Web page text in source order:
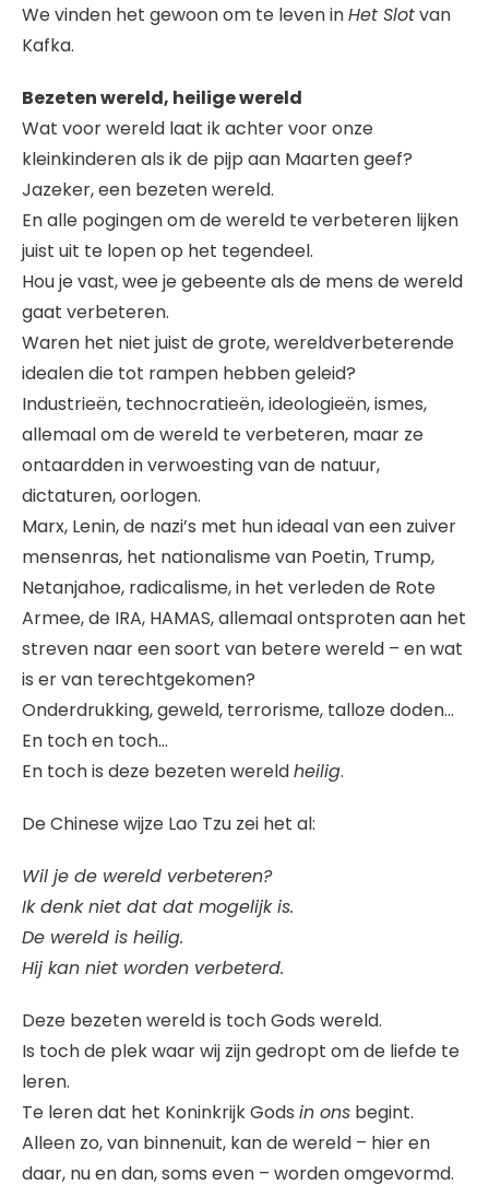
We vinden het gewoon om te leven inHet Slotvan
Kafka.
Bezeten wereld, heilige wereld
Wat voor wereld laat ik achter voor onze
kleinkinderen als ik de pijp aan Maarten geef?
Jazeker, een bezeten wereld.
En alle pogingen om de wereld te verbeteren lijken
juist uit te lopen op het tegendeel.
Hou je vast, wee je gebeente als de mens de wereld
gaat verbeteren.
Waren het niet juist de grote, wereldverbeterende
idealen die tot rampen hebben geleid?
Industrieën, technocratieën, ideologieën, ismes,
allemaal om de wereld te verbeteren, maar ze
ontaardden in verwoesting van de natuur,
dictaturen, oorlogen.
Marx, Lenin, de nazi’s met hun ideaal van een zuiver
mensenras, het nationalisme van Poetin, Trump,
Netanjahoe, radicalisme, in het verleden de Rote
Armee, de IRA, HAMAS, allemaal ontsproten aan het
streven naar een soort van betere wereld – en wat
is er van terechtgekomen?
Onderdrukking, geweld, terrorisme, talloze doden…
En toch en toch…
En toch is deze bezeten wereldheilig.
De Chinese wijze Lao Tzu zei het al:
Wil je de wereld verbeteren?
Ik denk niet dat dat mogelijk is.
De wereld is heilig.
Hij kan niet worden verbeterd.
Deze bezeten wereld is toch Gods wereld.
Is toch de plek waar wij zijn gedropt om de liefde te
leren.
Te leren dat het Koninkrijk Gods in ons begint.
Alleen zo, van binnenuit, kan de wereld – hier en
daar, nu en dan, soms even – worden omgevormd.